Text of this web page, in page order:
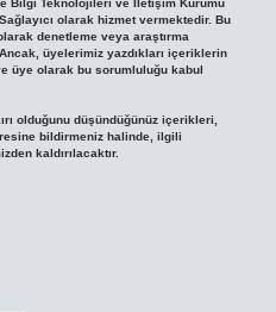
Bilgi Teknolojileri ve İletişim Kurumu
olarak hizmet vermektedir. Bu
denetleme veya araştırma
üyelerimiz yazdıkları içeriklerin
üye olarak bu sorumluluğu kabul
olduğunu düşündüğünüz içerikleri,
bildirmeniz halinde, ilgili
kaldırılacaktır.